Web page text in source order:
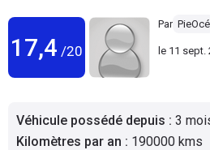
Utilitaires
Flottes
Auto
17,4 /20
Par PieOcé
le 11 sept.
Véhicule possédé depuis : 3
Kilomètres par an : 190000 kms